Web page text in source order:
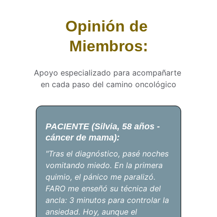
Opinión de
Miembros:
Apoyo especializado para acompañarte
en cada paso del camino oncológico
PACIENTE (Silvia, 58 años -
cáncer de mama):
"Tras el diagnóstico, pasé noches
vomitando miedo. En la primera
quimio, el pánico me paralizó.
FARO me enseñó su técnica del
ancla: 3 minutos para controlar la
ansiedad. Hoy, aunque el